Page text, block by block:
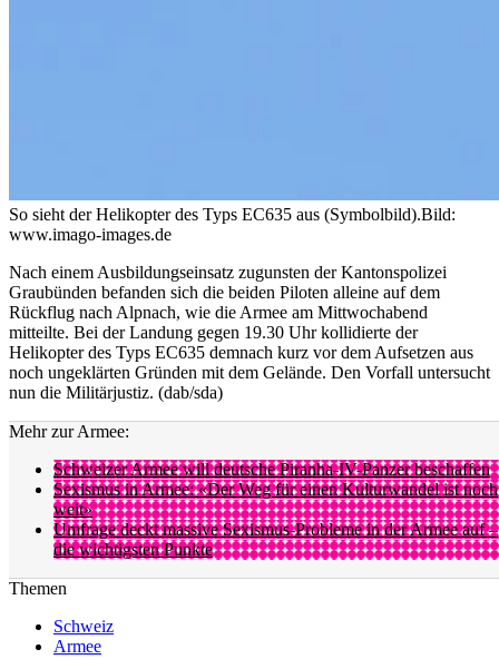
So sieht der Helikopter des Typs EC635 aus (Symbolbild).Bild:
www.imago-images.de
Nach einem Ausbildungseinsatz zugunsten der Kantonspolizei
Graubünden befanden sich die beiden Piloten alleine auf dem
Rückflug nach Alpnach, wie die Armee am Mittwochabend
mitteilte. Bei der Landung gegen 19.30 Uhr kollidierte der
Helikopter des Typs EC635 demnach kurz vor dem Aufsetzen aus
noch ungeklärten Gründen mit dem Gelände. Den Vorfall untersucht
nun die Militärjustiz. (dab/sda)
Mehr zur Armee:
Schweizer Armee will deutsche Piranha-IV-Panzer beschaffen
Sexismus in Armee: «Der Weg für einen Kulturwandel ist noch
weit»
Umfrage deckt massive Sexismus-Probleme in der Armee auf –
die wichtigsten Punkte
Themen
Schweiz
Armee